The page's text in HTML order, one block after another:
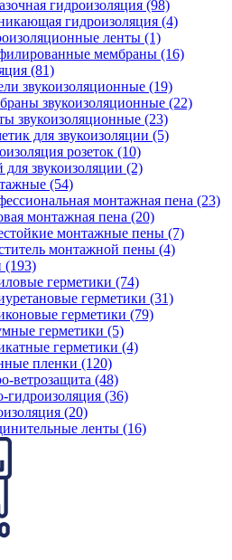
гидроизоляция (98)
гидроизоляция (4)
ленты (1)
мембраны (16)
(81)
звукоизоляционные (19)
звукоизоляционные (22)
звукоизоляционные (23)
для звукоизоляции (5)
розеток (10)
для звукоизоляции (2)
(54)
монтажная пена (23)
монтажная пена (20)
монтажные пены (7)
монтажной пены (4)
(193)
герметики (74)
герметики (31)
герметики (79)
герметики (5)
герметики (4)
пленки (120)
ветрозащита (48)
гидроизоляция (36)
(20)
ленты (16)